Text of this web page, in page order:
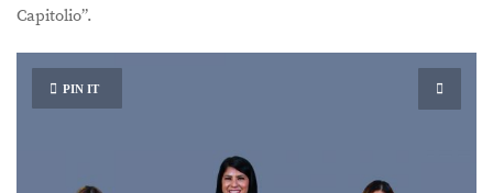
Capitolio”.
PIN IT